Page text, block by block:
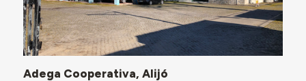
Adega Cooperativa, Alijó